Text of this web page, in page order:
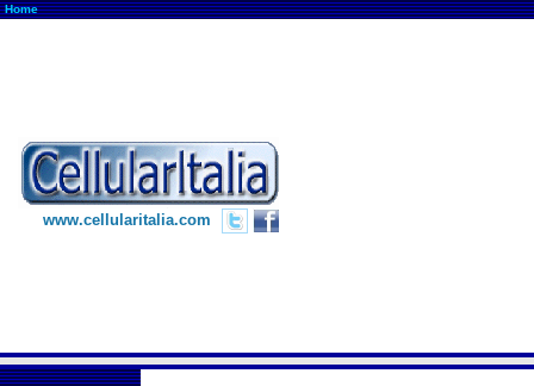
Home
www.cellularitalia.com